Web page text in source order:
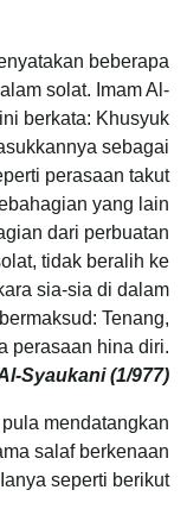
beberapa
solat. Imam Al-
berkata: Khusyuk
sebagai
perasaan takut
yang lain
dari perbuatan
tidak beralih ke
sia-sia di dalam
Tenang,
perasaan hina diri.
Syaukani (1/977)
pula mendatangkan
salaf berkenaan
seperti berikut: